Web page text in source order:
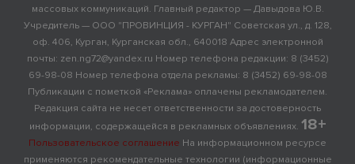
массовых коммуникаций. Главный редактор — Давыдова Ю.В.
Учредитель — ООО "ПРОВИНЦИЯ - КУРГАН" Советская ул., д. 128,
оф. 406, Курган, Курганская обл., 640018 Адрес электронной
почты: zen.ng72@yandex.ru Номер телефона редакции: 8 (3452)
69-98-08 Номер телефона отдела рекламы: 8 (3452) 69-98-08
Публикации с пометкой «Реклама» оплачены рекламодателем.
Редакция сайта не несет ответственности за достоверность
информации, содержащейся в рекламных объявлениях. 18+
Пользовательское соглашение На информационном ресурсе
применяются рекомендательные технологии (информационные